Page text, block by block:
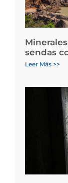
sendas
Leer Más >>